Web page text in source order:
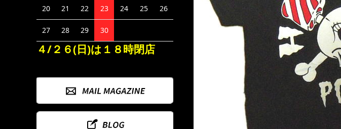
20 21 22 23 24 25 26
27 28 29 30
４/２６(日)は１８時閉店